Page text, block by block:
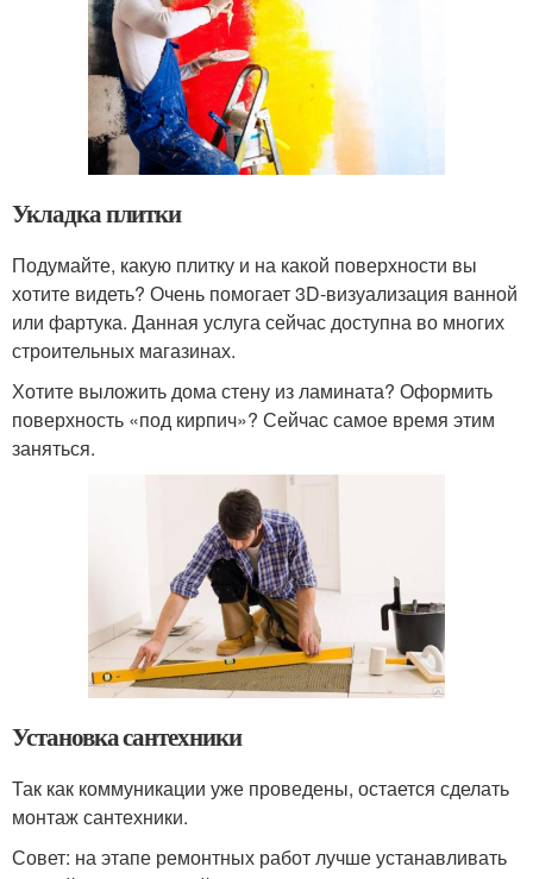
Укладка плитки
Подумайте, какую плитку и на какой поверхности вы
хотите видеть? Очень помогает 3D-визуализация ванной
или фартука. Данная услуга сейчас доступна во многих
строительных магазинах.
Хотите выложить дома стену из ламината? Оформить
поверхность «под кирпич»? Сейчас самое время этим
заняться.
Установка сантехники
Так как коммуникации уже проведены, остается сделать
монтаж сантехники.
Совет: на этапе ремонтных работ лучше устанавливать